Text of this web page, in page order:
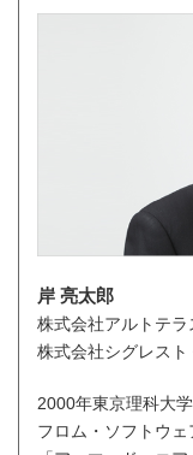
岸 亮太郎
株式会社アルトテ
株式会社シグレスト
2000年東京理科大
フロム・ソフトウェ